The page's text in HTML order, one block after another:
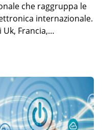
che raggruppa le
internazionale.
Uk, Francia,…